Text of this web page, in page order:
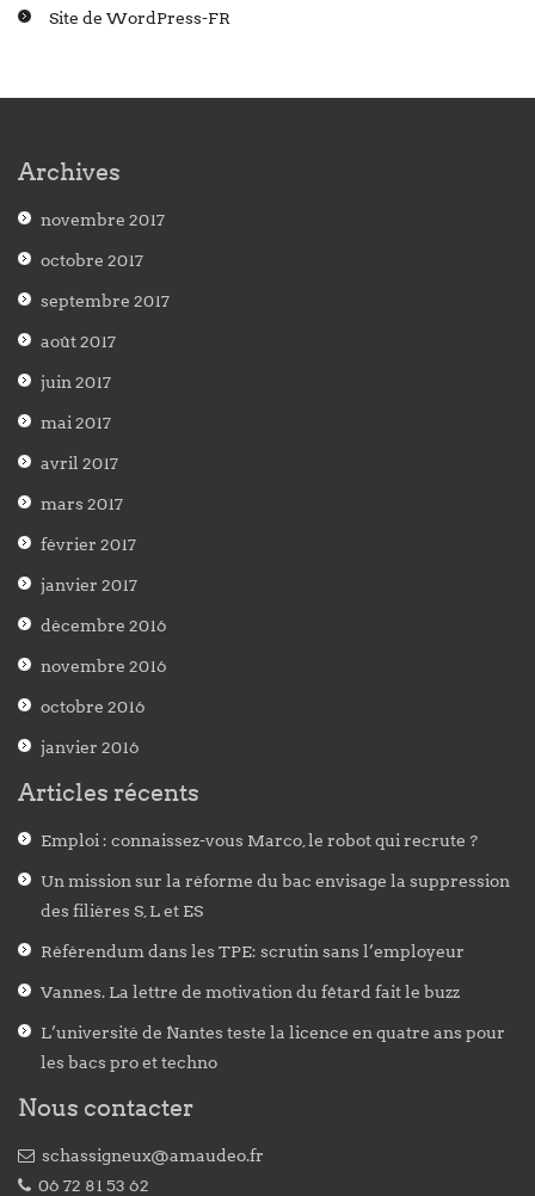
Site de WordPress-FR
Archives
novembre 2017
octobre 2017
septembre 2017
août 2017
juin 2017
mai 2017
avril 2017
mars 2017
février 2017
janvier 2017
décembre 2016
novembre 2016
octobre 2016
janvier 2016
Articles récents
Emploi : connaissez-vous Marco, le robot qui recrute ?
Un mission sur la réforme du bac envisage la suppression
des filières S, L et ES
Référendum dans les TPE: scrutin sans l’employeur
Vannes. La lettre de motivation du fêtard fait le buzz
L’université de Nantes teste la licence en quatre ans pour
les bacs pro et techno
Nous contacter
schassigneux@amaudeo.fr
06 72 81 53 62